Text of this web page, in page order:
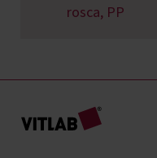
rosca, PP